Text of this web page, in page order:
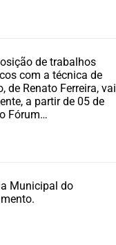
de trabalhos
com a técnica de
de Renato Ferreira, vai
a partir de 05 de
Fórum…
Municipal do